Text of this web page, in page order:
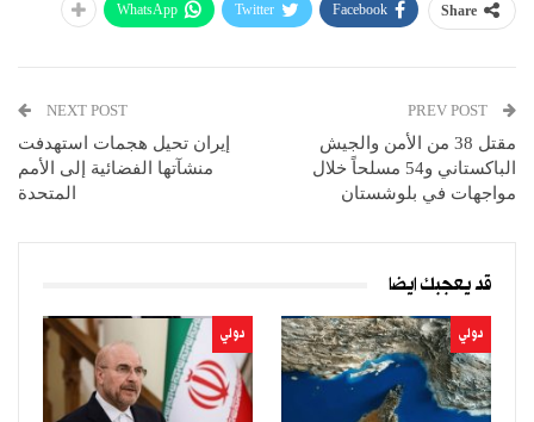
Share
Facebook
Twitter
WhatsApp
مقتل 38 من الأمن والجيش
الباكستاني و54 مسلحاً خلال
مواجهات في بلوشستان
NEXT POST
إيران تحيل هجمات استهدفت
منشآتها الفضائية إلى الأمم
المتحدة
قد يعجبك ايضا
دولي دولي